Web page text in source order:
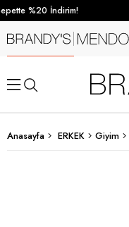
%20 İndirim!
Anasayfa ERKEK Giyim